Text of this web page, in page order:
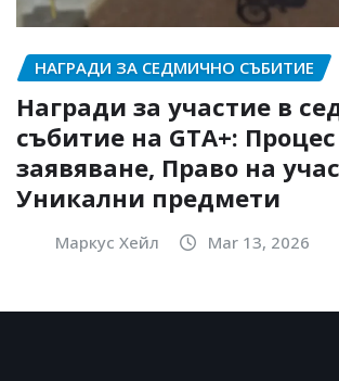
НАГРАДИ ЗА СЕДМИЧНО СЪБИТИЕ
Награди за участие в
събитие на GTA+:
заявяване, Право на
Уникални предмети
Маркус Хейл Mar 13, 2026